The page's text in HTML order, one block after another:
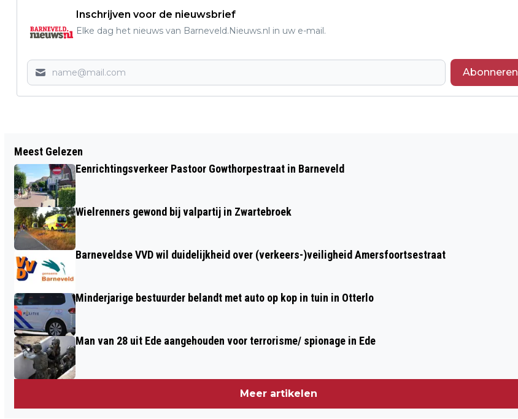
Inschrijven voor de nieuwsbrief
Elke dag het nieuws van Barneveld.Nieuws.nl in uw e-mail.
Abonneren
EENZIJDIG ONGEVAL OP DE
WESSELSEWEG IN BARNEVELD
VERKEER: 1 OP 8 AUTOMOBILISTEN
Meest Gelezen
Eenrichtingsverkeer Pastoor Gowthorpestraat in Barneveld
Wielrenners gewond bij valpartij in Zwartebroek
Barneveldse VVD wil duidelijkheid over (verkeers-)veiligheid Amersfoortsestraat
Minderjarige bestuurder belandt met auto op kop in tuin in Otterlo
Man van 28 uit Ede aangehouden voor terrorisme/ spionage in Ede
Meer artikelen